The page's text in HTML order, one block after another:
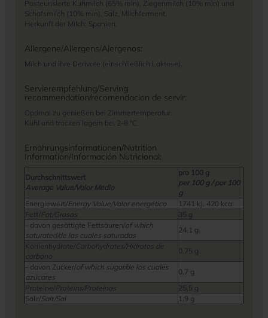
Pasteurisierte Kuhmilch (65% min), Ziegenmilch (10% min) und
Schafsmilch (10% min), Salz, Milchferment.
Herkunft der Milch: Spanien.
Allergene/Allergens/Alergenos:
Milch und ihre Derivate (einschließlich Laktose).
Servierempfehlung/Serving
recommendation/recomendacion de servir:
Optimal zu genießen bei Zimmertemperatur.
Kühl und trocken lagern bei 2-8 °C.
Ernährungsinformationen/Nutrition
Information/Información Nutricional:
Durchschnittswert
Average Value/Valor Medio
pro 100 g
per 100 g / por 100
g
Energiewert/Energy Value/Valor energético
1741 kJ, 420 kcal
Fett/ Fat/Grasas
35 g
- davon gesättigte Fettsäuren/of which
saturated/de las cuales saturadas
24,1 g
Kohlenhydrate/ Carbohydrates/Hidratos de
carbono
0,75 g
- davon Zucker/of which sugar/de los cuales
azúcares
0,7 g
Proteine/ Proteins/Proteínas
25,5 g
Salz/Salt/Sal 1,9 g